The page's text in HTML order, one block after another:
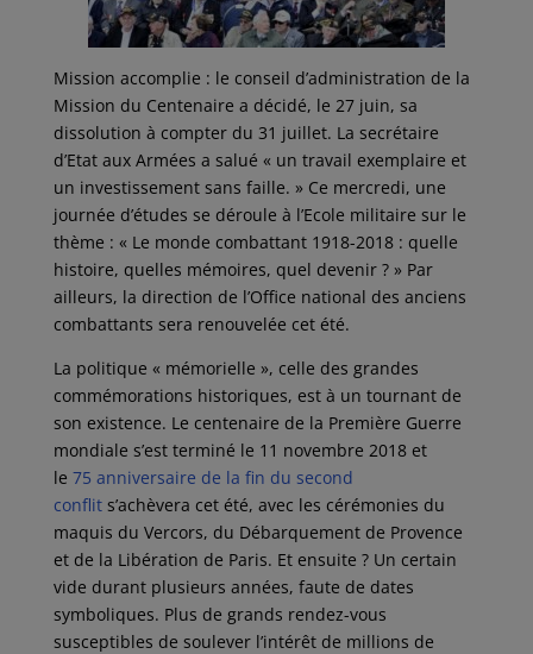
Mission accomplie : le conseil d’administration de la
Mission du Centenaire a décidé, le 27 juin, sa
dissolution à compter du 31 juillet. La secrétaire
d’Etat aux Armées a salué « un travail exemplaire et
un investissement sans faille. » Ce mercredi, une
journée d’études se déroule à l’Ecole militaire sur le
thème : « Le monde combattant 1918-2018 : quelle
histoire, quelles mémoires, quel devenir ? » Par
ailleurs, la direction de l’Office national des anciens
combattants sera renouvelée cet été.
La politique « mémorielle », celle des grandes
commémorations historiques, est à un tournant de
son existence. Le centenaire de la Première Guerre
mondiale s’est terminé le 11 novembre 2018 et
le 75 anniversaire de la fin du second
conflit s’achèvera cet été, avec les cérémonies du
maquis du Vercors, du Débarquement de Provence
et de la Libération de Paris. Et ensuite ? Un certain
vide durant plusieurs années, faute de dates
symboliques. Plus de grands rendez-vous
susceptibles de soulever l’intérêt de millions de